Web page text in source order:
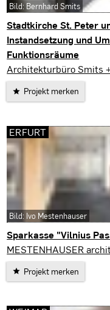
Stadtkirche St. Peter
Instandsetzung und
Funktionsräume
Weißensee
Architekturbüro Smits
Projekt merken
Bild: Bernhard Smits
Sparkasse "Vilnius
Erfurt
MESTENHAUSER
Projekt merken
ERFURT
Bild: Ivo Mestenhauser